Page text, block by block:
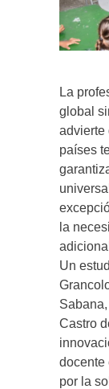
La
global
advierte
países
la
Un
Castro
docente
por la